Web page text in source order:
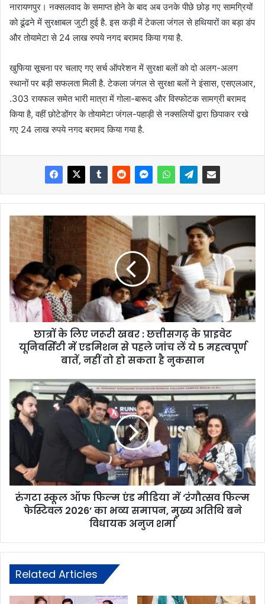
नारायणपुर। नक्सलवाद के समाप्त होने के बाद अब उनके पीछे छोड़ गए सामग्रियों
को ढूंढने में सुरक्षाबल जुटी हुई है. इस कड़ी में टेकला जंगल से हथियारों का बड़ा डंप
और तोयामेटा से 24 लाख रुपये नगद बरामद किया गया है.
खुफिया सूचना पर चलाए गए सर्च ऑपरेशन में सुरक्षा बलों को दो अलग-अलग
स्थानों पर बड़ी सफलता मिली है. टेकला जंगल से सुरक्षा बलों ने इंसास, एसएलआर,
.303 रायफल समेत भारी मात्रा में गोला-बारूद और विस्फोटक सामग्री बरामद
किया है, वहीं छोटेडोंगर के तोयामेटा जंगल-पहाड़ी से नक्सलियों द्वारा छिपाकर रखे
गए 24 लाख रुपये नगद बरामद किया गया है.
छात्रों के लिए जरूरी खबर : छत्तीसगढ़ के प्राइवेट
यूनिवर्सिटी में एडमिशन से पहले जांच लें ये 5 महत्वपूर्ण
बातें, नहीं तो हो सकता है नुकसान
रुंगटा स्कूल ऑफ फिल्म एंड मीडिया में ‘रंगौत्सव फिल्म
फेस्टिवल 2026’ का भव्य समापन, मुख्य अतिथि बने
विधायक अनुज शर्मा
Related Articles